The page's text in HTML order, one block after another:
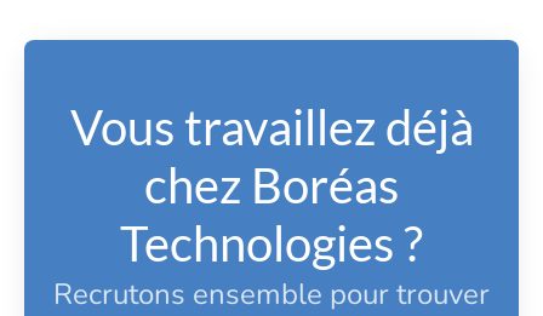
Vous travaillez déjà
chez Boréas
Technologies ?
Recrutons ensemble pour trouver